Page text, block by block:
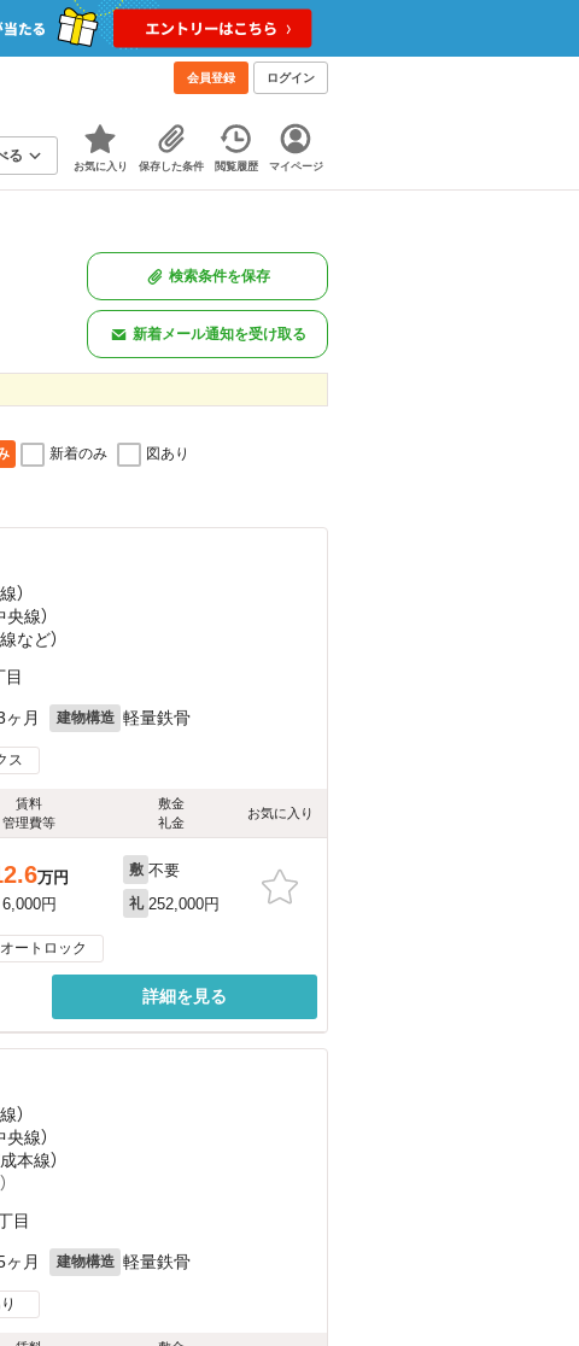
会員登録 ログイン
る
お気に入り 保存した条件 閲覧履歴 マイページ
検索条件を保存
新着メール通知を受け取る
新着のみ 図あり
）
線）
など）
ヶ月 建物構造 軽量鉄骨
ス
賃料
管理費等
敷金
礼金
お気に入り
万円
6,000円
敷 不要
礼 252,000円
オートロック
詳細を見る
）
線）
本線）
目
ヶ月 建物構造 軽量鉄骨